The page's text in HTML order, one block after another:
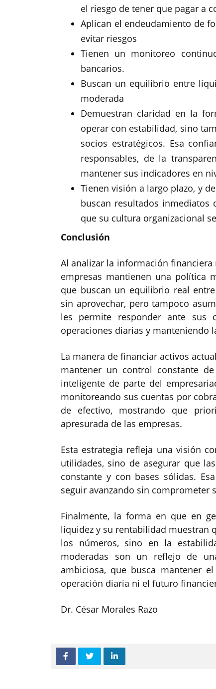
el riesgo de tener que pagar a
Aplican el endeudamiento de
evitar riesgos
Tienen un monitoreo
bancarios.
Buscan un equilibrio entre
moderada
Demuestran claridad en la
operar con estabilidad, sino
socios estratégicos. Esa
responsables, de la
mantener sus indicadores en
Tienen visión a largo plazo, y
buscan resultados
que su cultura organizacional
Conclusión
Al analizar la información
empresas mantienen una política
que buscan un equilibrio real
sin aprovechar, pero tampoco
les permite responder ante sus
operaciones diarias y manteniendo
La manera de financiar activos
mantener un control constante
inteligente de parte del
monitoreando sus cuentas por
de efectivo, mostrando que
apresurada de las empresas.
Esta estrategia refleja una visión
utilidades, sino de asegurar que
constante y con bases sólidas.
seguir avanzando sin comprometer
Finalmente, la forma en que en
liquidez y su rentabilidad muestran
los números, sino en la
moderadas son un reflejo de
ambiciosa, que busca mantener
operación diaria ni el futuro
Dr. César Morales Razo